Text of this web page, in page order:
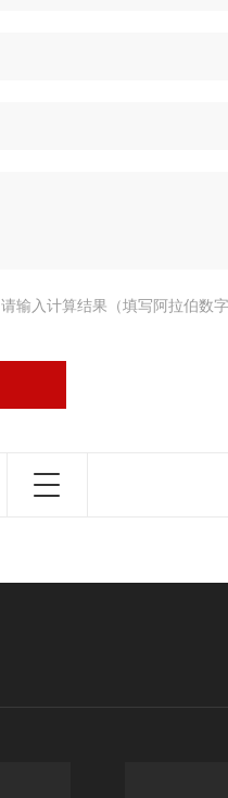
请输入计算结果（填写阿拉伯数